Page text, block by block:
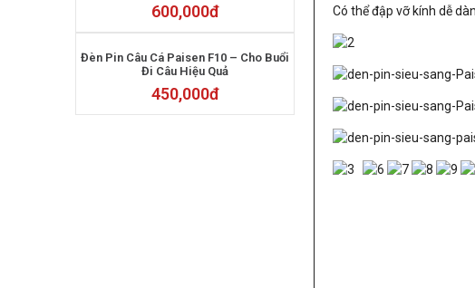
600,000đ
Đèn Pin Câu Cá Paisen F10 – Cho Buổi
Đi Câu Hiệu Quả
450,000đ
Có thể đập vỡ kính dễ